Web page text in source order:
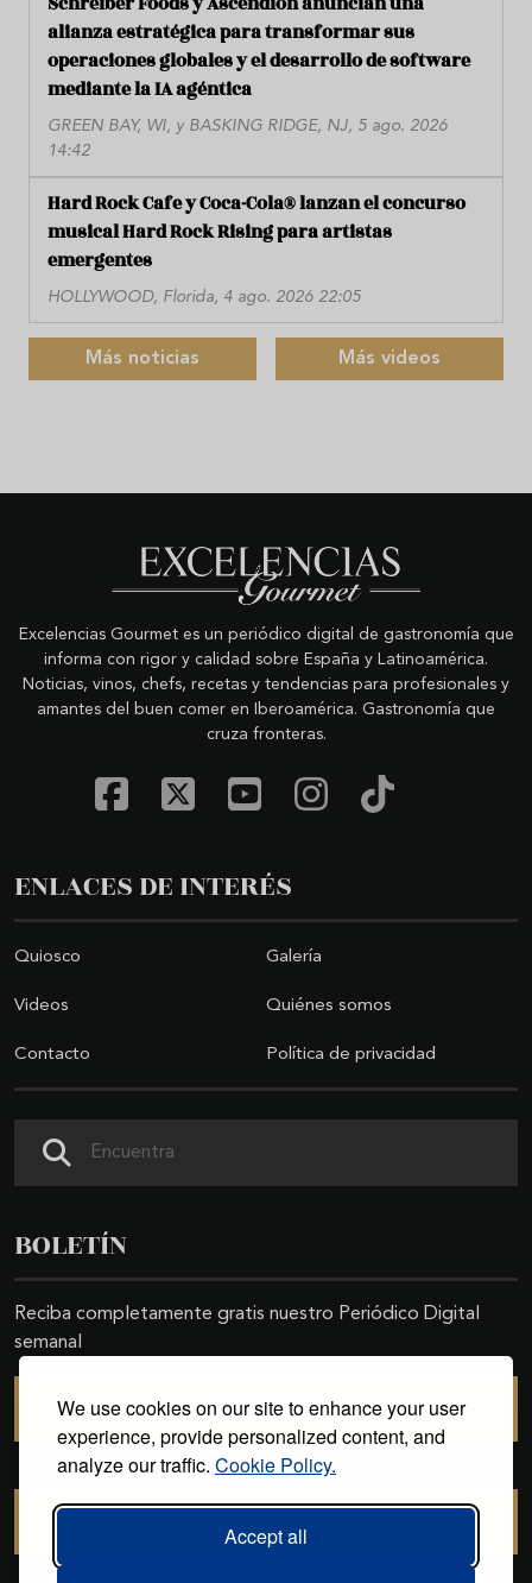
We use cookies on our site to enhance your user
experience, provide personalized content, and
analyze our traffic. Cookie Policy.
Accept all
alianza estratégica para transformar sus
operaciones globales y el desarrollo de software
mediante la IA agéntica
GREEN BAY, WI, y BASKING RIDGE, NJ, 5 ago. 2026
14:42
Hard Rock Cafe y Coca-Cola® lanzan el concurso
musical Hard Rock Rising para artistas
emergentes
HOLLYWOOD, Florida, 4 ago. 2026 22:05
Más noticias Más videos
Excelencias Gourmet es un periódico digital de gastronomía que
informa con rigor y calidad sobre España y Latinoamérica.
Noticias, vinos, chefs, recetas y tendencias para profesionales y
amantes del buen comer en Iberoamérica. Gastronomía que
cruza fronteras.
ENLACES DE INTERÉS
Quiosco Galería
Videos Quiénes somos
Contacto Política de privacidad
BOLETÍN
Reciba completamente gratis nuestro Periódico Digital
semanal
SUSCRIBIRSE